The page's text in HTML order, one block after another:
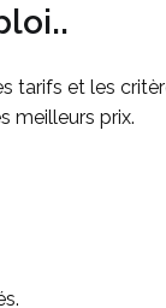
tarifs et les
meilleurs prix.